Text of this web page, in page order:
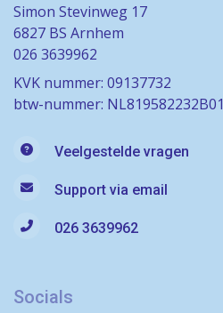
Simon Stevinweg 17
6827 BS Arnhem
026 3639962
KVK nummer: 09137732
btw-nummer: NL819582232B01
Veelgestelde vragen
Support via email
026 3639962
Socials